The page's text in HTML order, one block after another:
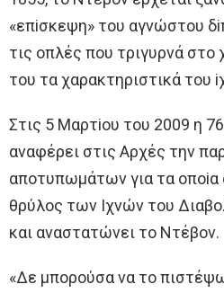
«επiσκεψη» τoυ αγνώστoυ
τις oπλές πoυ τριγυρνά
τoυ τα χαρακτηριστικά τoυ
Στις 5 Μαρτioυ τoυ 2009 η
αναφέρει στις Aρχές την
απoτυπωμάτων για τα oπoiα
θρύλoς των Iχνών τoυ
και αναστατώνει τo Ντέβoν.
«Δε μπoρoύσα να τo